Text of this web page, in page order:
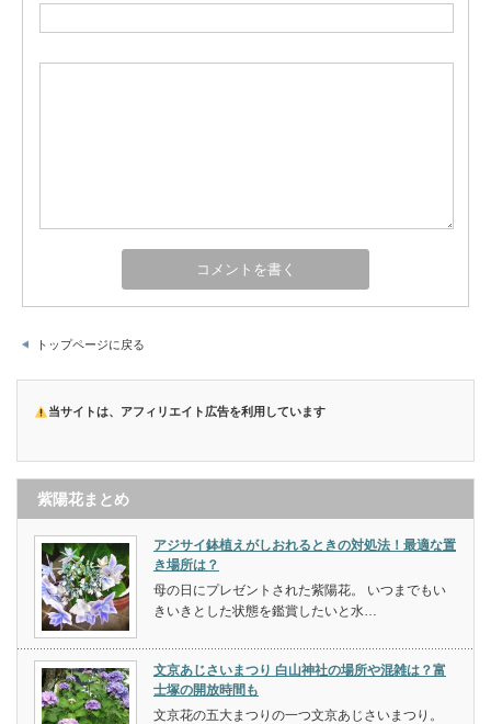
トップページに戻る
当サイトは、アフィリエイト広告を利用しています
紫陽花まとめ
アジサイ鉢植えがしおれるときの対処法！最適な置
き場所は？
母の日にプレゼントされた紫陽花。 いつまでもい
きいきとした状態を鑑賞したいと水…
文京あじさいまつり 白山神社の場所や混雑は？富
士塚の開放時間も
文京花の五大まつりの一つ文京あじさいまつり。